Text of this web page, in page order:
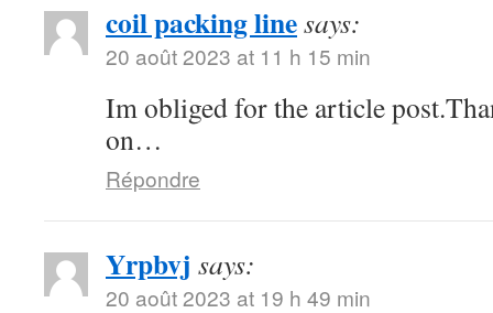
coil packing linesays:
20 août 2023 at 11 h 15 min
Im obliged for the article
on…
Répondre
Yrpbvj says:
20 août 2023 at 19 h 49 min